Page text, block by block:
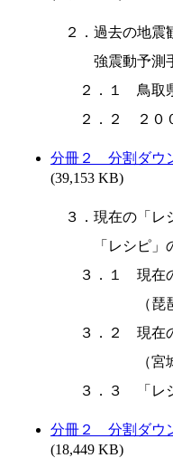
２．過去の地
強震動予測手
２．１　鳥取
分冊２ 分割ダウ
(39,153 KB)
３．現在の「
「レシピ」
３．１　現在
（琵琶湖西
３．２　現在
（宮城県
分冊２ 分割ダウ
(18,449 KB)